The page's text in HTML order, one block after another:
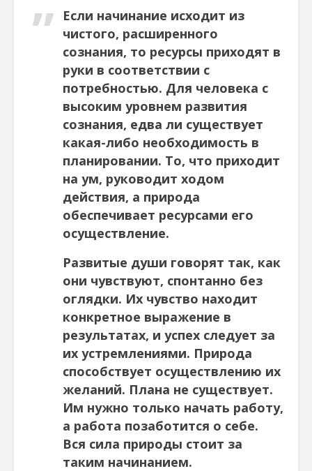
Если начинание исходит из
чистого, расширенного
сознания, то ресурсы приходят в
руки в соответствии с
потребностью. Для человека с
высоким уровнем развития
сознания, едва ли существует
какая-либо необходимость в
планировании. То, что приходит
на ум, руководит ходом
действия, а природа
обеспечивает ресурсами его
осуществление.
Развитые души говорят так, как
они чувствуют, спонтанно без
оглядки. Их чувство находит
конкретное выражение в
результатах, и успех следует за
их устремлениями. Природа
способствует осуществлению их
желаний. Плана не существует.
Им нужно только начать работу,
а работа позаботится о себе.
Вся сила природы стоит за
таким начинанием.